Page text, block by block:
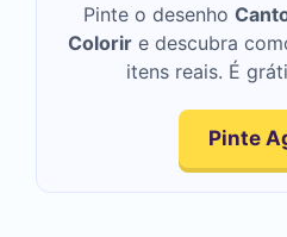
Pinte o desenho
Colorir e descubra
itens reais. É
Pinte